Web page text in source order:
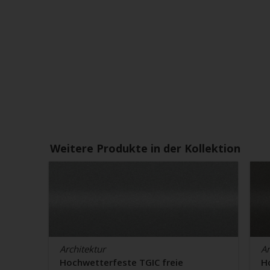
Weitere Produkte in der Kollektion
Architektur
Hochwetterfeste TGIC freie